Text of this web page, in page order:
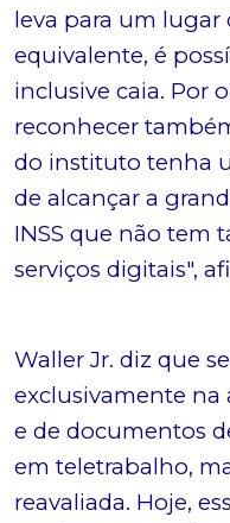
leva para um lugar
equivalente, é
inclusive caia. Por
reconhecer
do instituto tenha
de alcançar a
INSS que não tem
serviços digitais",
Waller Jr. diz que
exclusivamente na
e de documentos
em teletrabalho,
reavaliada. Hoje,